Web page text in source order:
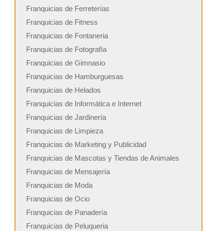
Franquicias de Ferreterías
Franquicias de Fitness
Franquicias de Fontaneria
Franquicias de Fotografía
Franquicias de Gimnasio
Franquicias de Hamburguesas
Franquicias de Helados
Franquicias de Informática e Internet
Franquicias de Jardinería
Franquicias de Limpieza
Franquicias de Marketing y Publicidad
Franquicias de Mascotas y Tiendas de Animales
Franquicias de Mensajería
Franquicias de Moda
Franquicias de Ocio
Franquicias de Panadería
Franquicias de Peluqueria